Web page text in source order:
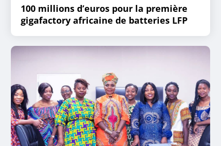
100 millions d’euros pour la première
gigafactory africaine de batteries LFP